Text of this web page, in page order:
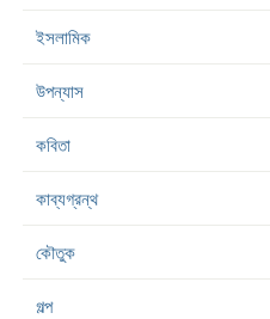
ইসলামিক
উপন্যাস
কবিতা
কাব্যগ্রন্থ
কৌতুক
গল্প